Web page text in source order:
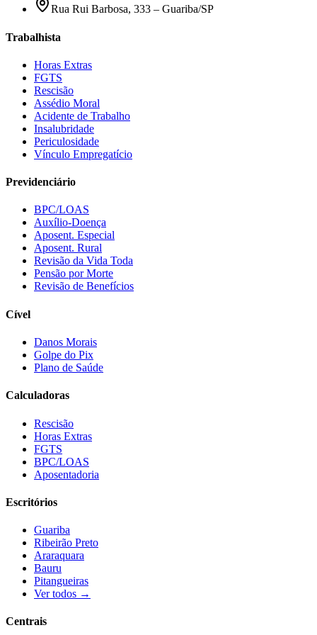
Rua Rui Barbosa, 333 – Guariba/SP
Trabalhista
Horas Extras
FGTS
Rescisão
Assédio Moral
Acidente de Trabalho
Insalubridade
Periculosidade
Vínculo Empregatício
Previdenciário
BPC/LOAS
Auxílio-Doença
Aposent. Especial
Aposent. Rural
Revisão da Vida Toda
Pensão por Morte
Revisão de Benefícios
Cível
Danos Morais
Golpe do Pix
Plano de Saúde
Calculadoras
Rescisão
Horas Extras
FGTS
BPC/LOAS
Aposentadoria
Escritórios
Guariba
Ribeirão Preto
Araraquara
Bauru
Pitangueiras
Ver todos →
Centrais